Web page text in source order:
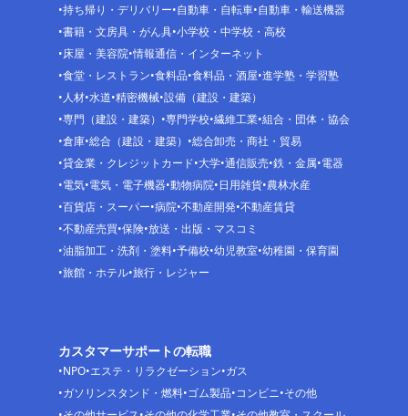
持ち帰り・デリバリー 自動車・自転車 自動車・輸送機器
書籍・文房具・がん具 小学校・中学校・高校
床屋・美容院 情報通信・インターネット
食堂・レストラン 食料品 食料品・酒屋 進学塾・学習塾
人材 水道 精密機械 設備（建設・建築）
専門（建設・建築）
専門学校 繊維工業 組合・団体・協会
倉庫 総合（建設・建築）
総合卸売・商社・貿易
貸金業・クレジットカード 大学 通信販売 鉄・金属 電器
電気 電気・電子機器 動物病院 日用雑貨 農林水産
百貨店・スーパー 病院 不動産開発 不動産賃貸
不動産売買 保険 放送・出版・マスコミ
油脂加工・洗剤・塗料 予備校 幼児教室 幼稚園・保育園
旅館・ホテル 旅行・レジャー
カスタマーサポートの転職
NPO エステ・リラクゼーション ガス
ガソリンスタンド・燃料 ゴム製品 コンビニ その他